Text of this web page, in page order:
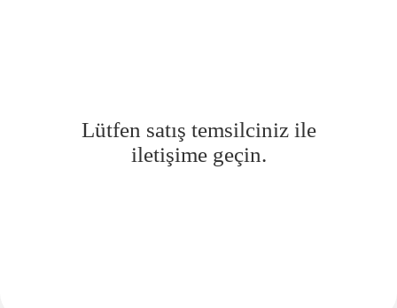
Lütfen satış temsilciniz ile
iletişime geçin.